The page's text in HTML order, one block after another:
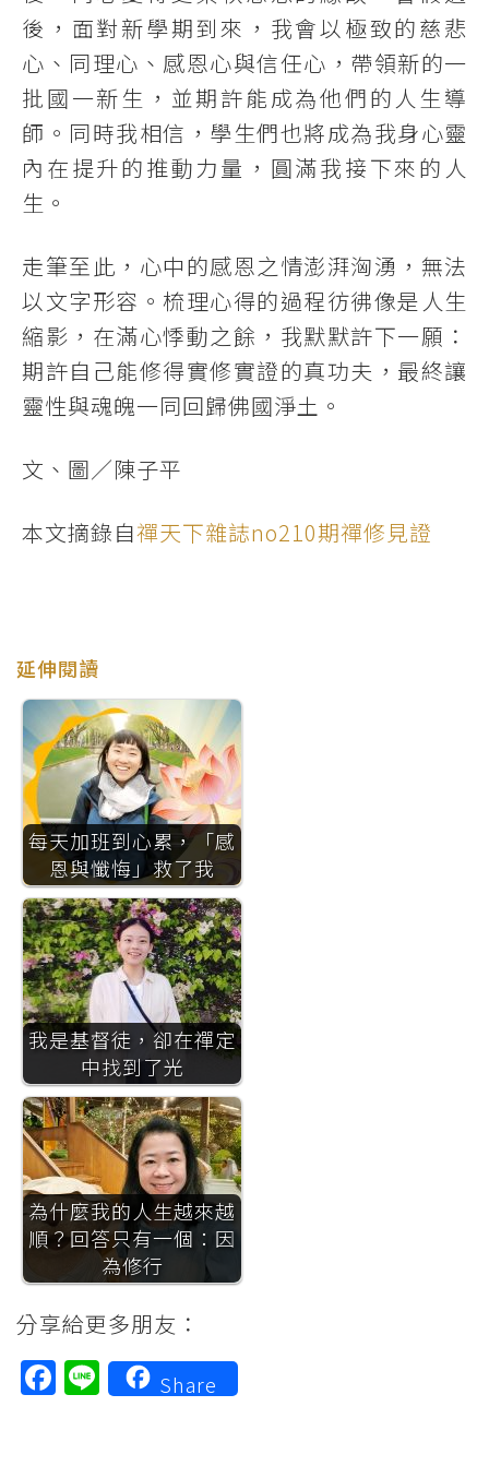
後，面對新學期到來，我會以極致的慈悲
心、同理心、感恩心與信任心，帶領新的一
批國一新生，並期許能成為他們的人生導
師。同時我相信，學生們也將成為我身心靈
內在提升的推動力量，圓滿我接下來的人
生。
走筆至此，心中的感恩之情澎湃洶湧，無法
以文字形容。梳理心得的過程彷彿像是人生
縮影，在滿心悸動之餘，我默默許下一願：
期許自己能修得實修實證的真功夫，最終讓
靈性與魂魄一同回歸佛國淨土。
文、圖／陳子平
本文摘錄自禪天下雜誌no210期禪修見證
延伸閱讀
每天加班到心累，「感
恩與懺悔」救了我
我是基督徒，卻在禪定
中找到了光
為什麼我的人生越來越
順？回答只有一個：因
為修行
分享給更多朋友：
Facebook
LineShare